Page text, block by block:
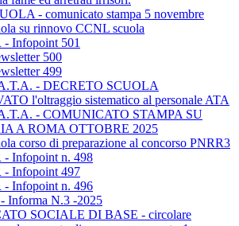
- comunicato stampa 5 novembre
su rinnovo CCNL scuola
Infopoint 501
500
499
- DECRETO SCUOLA
l'oltraggio sistematico al personale ATA
- COMUNICATO STAMPA SU
A ROMA OTTOBRE 2025
corso di preparazione al concorso PNRR3
Infopoint n. 498
Infopoint 497
Infopoint n. 496
Informa N.3 -2025
SOCIALE DI BASE - circolare